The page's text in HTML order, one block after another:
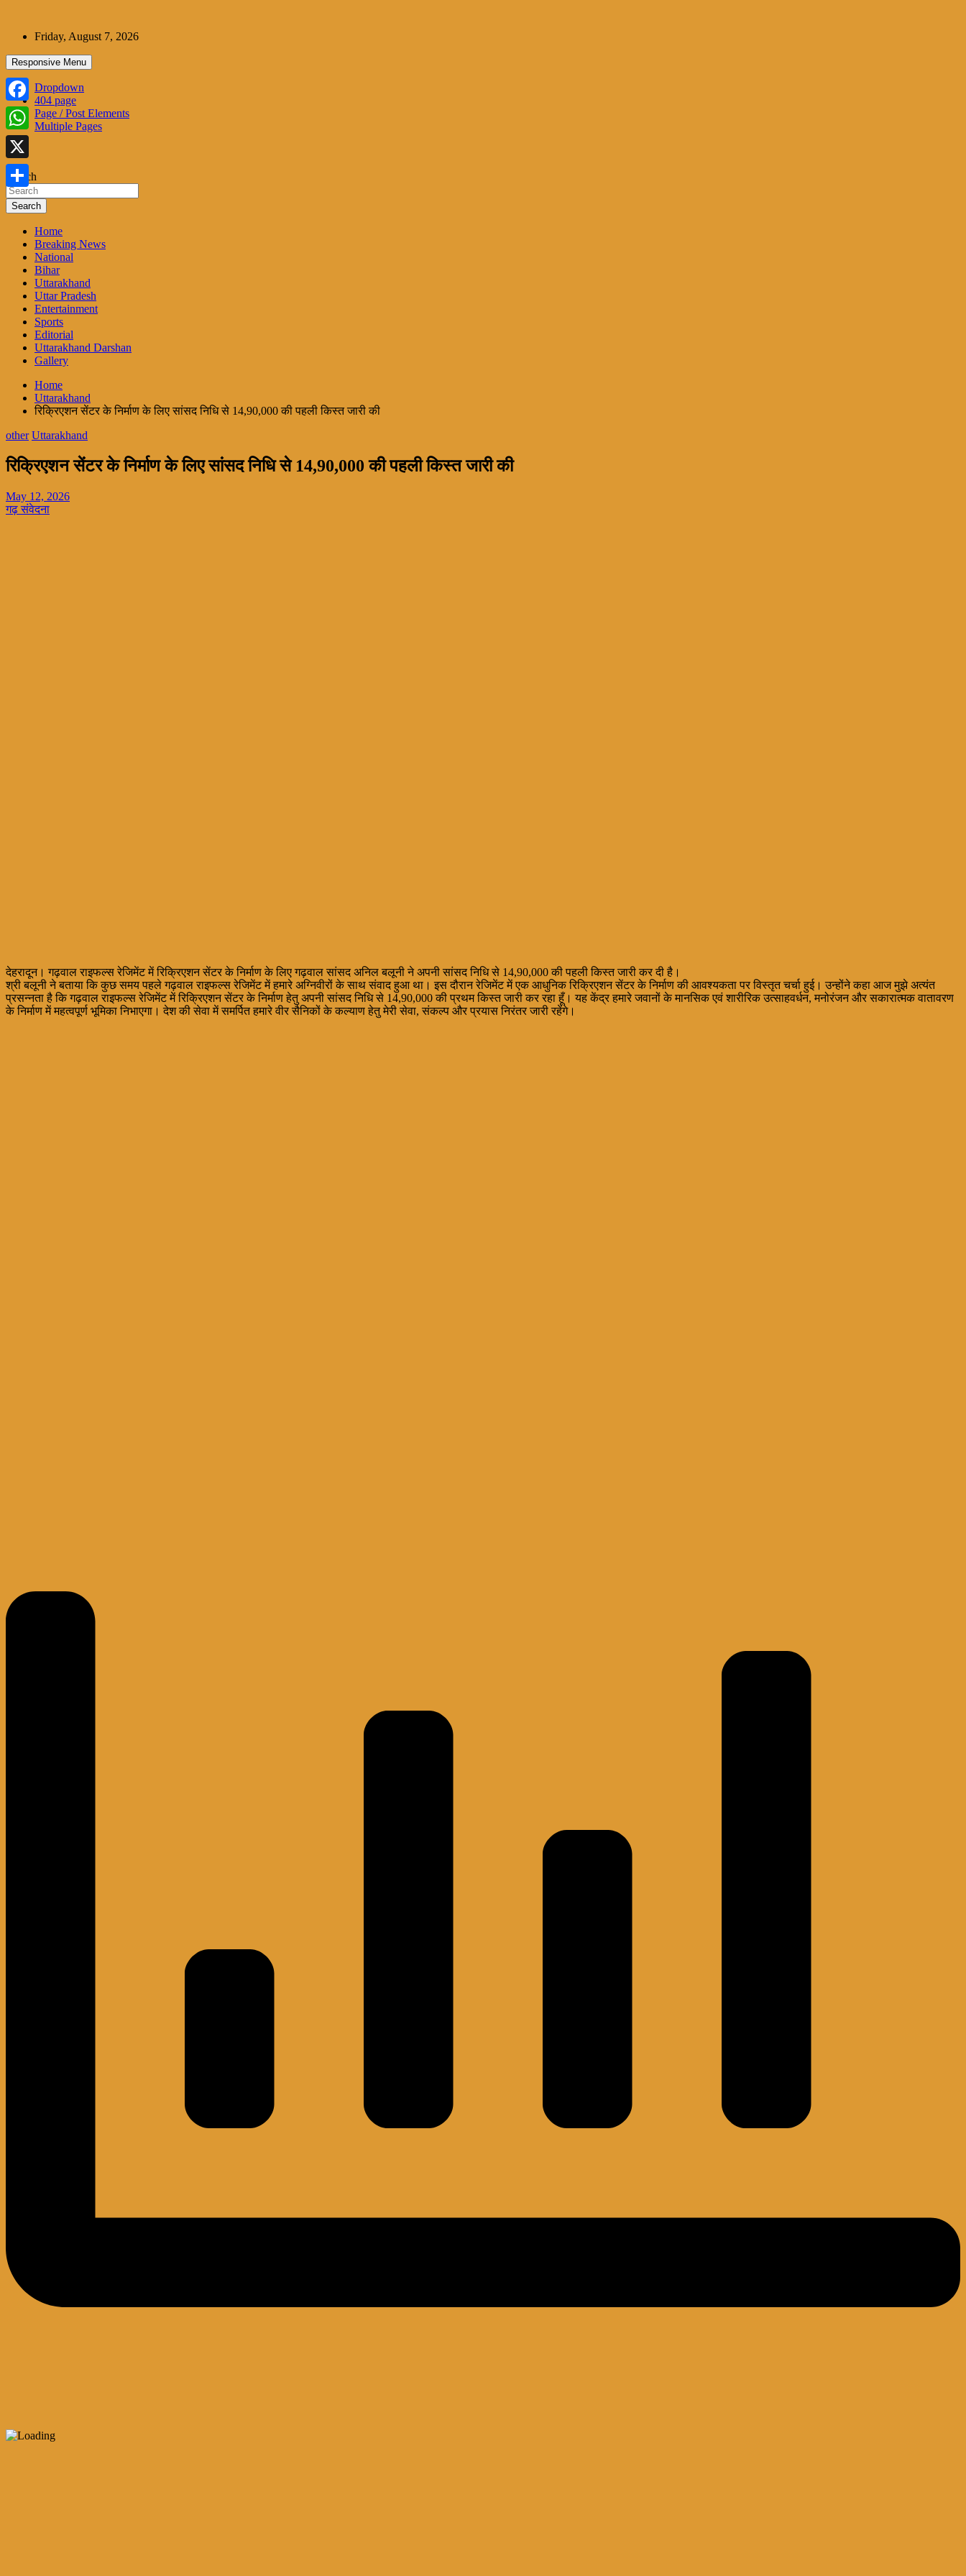
contentFriday, August 7, 2026
Responsive Menu
Dropdown
404 page
Page / Post Elements
Multiple Pages
Search
Search
Home
Breaking News
National
Bihar
Uttarakhand
Uttar Pradesh
Entertainment
Sports
Editorial
Uttarakhand Darshan
Gallery
Home
Uttarakhand
रिक्रिएशन सेंटर के निर्माण के लिए सांसद निधि से 14,90,000 की पहली किस्त जारी की
other Uttarakhand
रिक्रिएशन सेंटर के निर्माण के लिए सांसद निधि से 14,90,000 की पहली किस्त जारी की
May 12, 2026
गढ़ संवेदना
देहरादून। गढ़वाल राइफल्स रेजिमेंट में रिक्रिएशन सेंटर के निर्माण के लिए गढ़वाल सांसद अनिल बलूनी ने अपनी सांसद निधि से 14,90,000 की पहली किस्त जारी कर दी है।
श्री बलूनी ने बताया कि कुछ समय पहले गढ़वाल राइफल्स रेजिमेंट में हमारे अग्निवीरों के साथ संवाद हुआ था। इस दौरान रेजिमेंट में एक आधुनिक रिक्रिएशन सेंटर के निर्माण की आवश्यकता पर विस्तृत चर्चा हुई। उन्होंने कहा आज मुझे अत्यंत
प्रसन्नता है कि गढ़वाल राइफल्स रेजिमेंट में रिक्रिएशन सेंटर के निर्माण हेतु अपनी सांसद निधि से 14,90,000 की प्रथम किस्त जारी कर रहा हूँ। यह केंद्र हमारे जवानों के मानसिक एवं शारीरिक उत्साहवर्धन, मनोरंजन और सकारात्मक वातावरण
के निर्माण में महत्वपूर्ण भूमिका निभाएगा। देश की सेवा में समर्पित हमारे वीर सैनिकों के कल्याण हेतु मेरी सेवा, संकल्प और प्रयास निरंतर जारी रहेंगे।
Facebook
WhatsApp
X
Share